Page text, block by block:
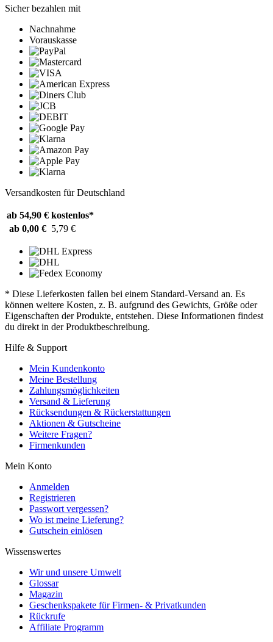
Sicher bezahlen mit
Nachnahme
Vorauskasse
Versandkosten für Deutschland
ab 54,90 € kostenlos*
ab 0,00 € 5,79 €
* Diese Lieferkosten fallen bei einem Standard-Versand an. Es
können weitere Kosten, z. B. aufgrund des Gewichts, Größe oder
Eigenschaften der Produkte, entstehen. Diese Informationen findest
du direkt in der Produktbeschreibung.
Hilfe & Support
Mein Kundenkonto
Meine Bestellung
Zahlungsmöglichkeiten
Versand & Lieferung
Rücksendungen & Rückerstattungen
Aktionen & Gutscheine
Weitere Fragen?
Firmenkunden
Mein Konto
Anmelden
Registrieren
Passwort vergessen?
Wo ist meine Lieferung?
Gutschein einlösen
Wissenswertes
Wir und unsere Umwelt
Glossar
Magazin
Geschenkspakete für Firmen- & Privatkunden
Rückrufe
Affiliate Programm